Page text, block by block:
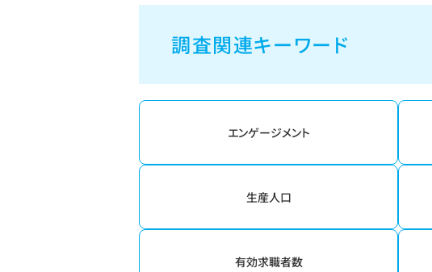
調査関連キーワード
エンゲージメント
生産人口
有効求職者数